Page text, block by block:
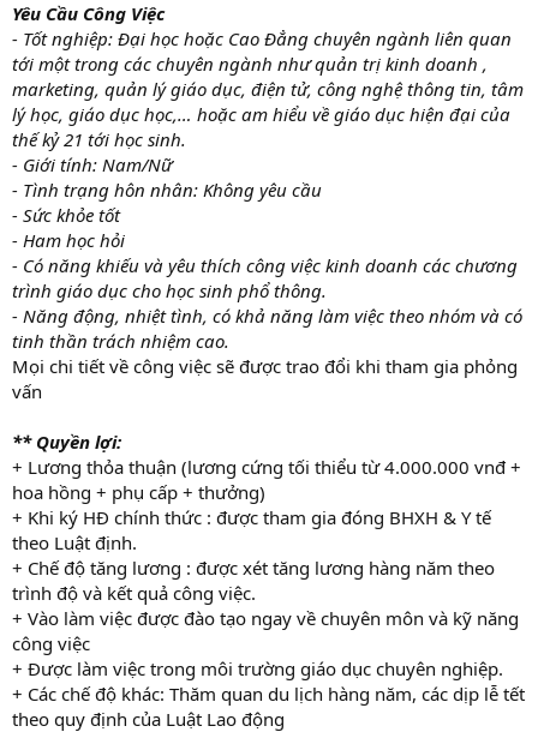
Yêu Cầu Công Việc
- Tốt nghiệp: Đại học hoặc Cao Đẳng chuyên ngành liên quan
tới một trong các chuyên ngành như quản trị kinh doanh ,
marketing, quản lý giáo dục, điện tử, công nghệ thông tin, tâm
lý học, giáo dục học,… hoặc am hiểu về giáo dục hiện đại của
thế kỷ 21 tới học sinh.
- Giới tính: Nam/Nữ
- Tình trạng hôn nhân: Không yêu cầu
- Sức khỏe tốt
- Ham học hỏi
- Có năng khiếu và yêu thích công việc kinh doanh các chương
trình giáo dục cho học sinh phổ thông.
- Năng động, nhiệt tình, có khả năng làm việc theo nhóm và có
tinh thần trách nhiệm cao.
Mọi chi tiết về công việc sẽ được trao đổi khi tham gia phỏng
vấn
** Quyền lợi:
+ Lương thỏa thuận (lương cứng tối thiểu từ 4.000.000 vnđ +
hoa hồng + phụ cấp + thưởng)
+ Khi ký HĐ chính thức : được tham gia đóng BHXH & Y tế
theo Luật định.
+ Chế độ tăng lương : được xét tăng lương hàng năm theo
trình độ và kết quả công việc.
+ Vào làm việc được đào tạo ngay về chuyên môn và kỹ năng
công việc
+ Được làm việc trong môi trường giáo dục chuyên nghiệp.
+ Các chế độ khác: Thăm quan du lịch hàng năm, các dịp lễ tết
theo quy định của Luật Lao động